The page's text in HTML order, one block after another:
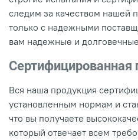
следим за качеством нашей
только с надежными
вам надежные и
Сертифицированная
Вся наша продукция
установленным нормам и
что вы получаете
который отвечает всем